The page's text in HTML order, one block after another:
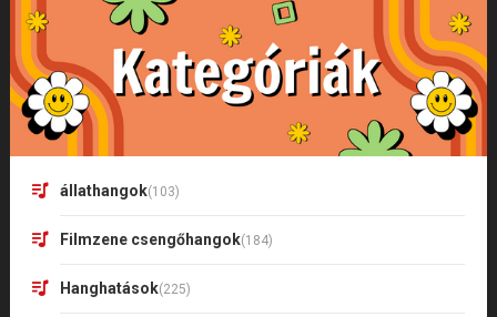
állathangok(103)
Filmzene csengőhangok(184)
Hanghatások(225)